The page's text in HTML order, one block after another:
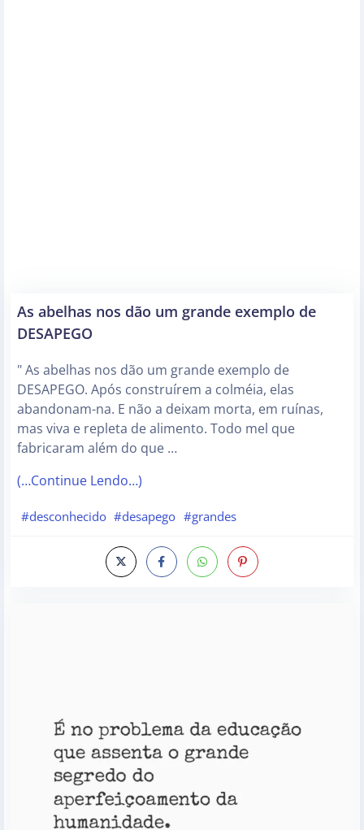
As abelhas nos dão um grande exemplo de
DESAPEGO
" As abelhas nos dão um grande exemplo de
DESAPEGO. Após construírem a colméia, elas
abandonam-na. E não a deixam morta, em ruínas,
mas viva e repleta de alimento. Todo mel que
fabricaram além do que …
(…Continue Lendo…)
#desconhecido #desapego #grandes